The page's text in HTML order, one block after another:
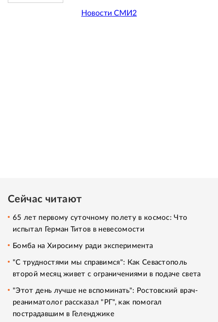
Новости СМИ2
Сейчас читают
65 лет первому суточному полету в космос: Что
испытал Герман Титов в невесомости
Бомба на Хиросиму ради эксперимента
"С трудностями мы справимся": Как Севастополь
второй месяц живет с ограничениями в подаче света
"Этот день лучше не вспоминать": Ростовский врач-
реаниматолог рассказал "РГ", как помогал
пострадавшим в Геленджике